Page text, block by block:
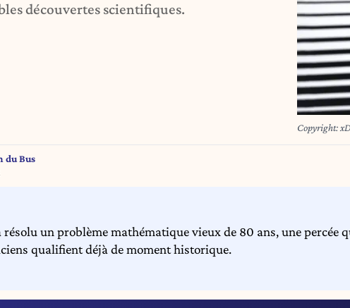
découvertes scientifiques.
Copyright:
du Bus
résolu un problème mathématique vieux de 80 ans, une percée
qualifient déjà de moment historique.